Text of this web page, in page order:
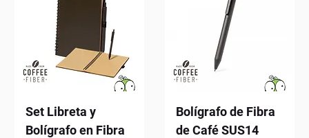
Set Libreta y
Bolígrafo en Fibra
Bolígrafo de Fibra
de Café SUS14